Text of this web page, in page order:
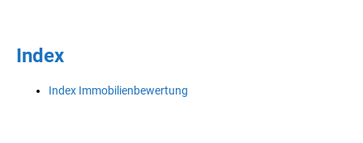
Index
Index Immobilienbewertung